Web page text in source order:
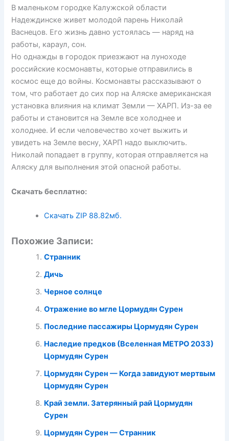
В маленьком городке Калужской области
Надеждинске живет молодой парень Николай
Васнецов. Его жизнь давно устоялась — наряд на
работы, караул, сон.
Но однажды в городок приезжают на луноходе
российские космонавты, которые отправились в
космос еще до войны. Космонавты рассказывают о
том, что работает до сих пор на Аляске американская
установка влияния на климат Земли — ХАРП. Из-за ее
работы и становится на Земле все холоднее и
холоднее. И если человечество хочет выжить и
увидеть на Земле весну, ХАРП надо выключить.
Николай попадает в группу, которая отправляется на
Аляску для выполнения этой опасной работы.
Скачать бесплатно:
Скачать ZIP 88.82мб.
Похожие Записи:
Странник
Дичь
Черное солнце
Отражение во мгле Цормудян Сурен
Последние пассажиры Цормудян Сурен
Наследие предков (Вселенная МЕТРО 2033)
Цормудян Сурен
Цормудян Сурен — Когда завидуют мертвым
Цормудян Сурен
Край земли. Затерянный рай Цормудян
Сурен
Цормудян Сурен — Странник